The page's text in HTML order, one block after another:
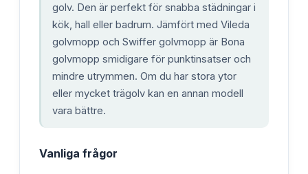
golv. Den är perfekt för snabba städningar i
kök, hall eller badrum. Jämfört med Vileda
golvmopp och Swiffer golvmopp är Bona
golvmopp smidigare för punktinsatser och
mindre utrymmen. Om du har stora ytor
eller mycket trägolv kan en annan modell
vara bättre.
Vanliga frågor